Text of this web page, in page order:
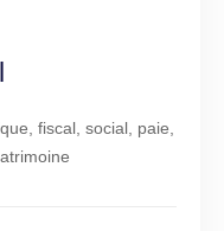
fiscal, social, paie,